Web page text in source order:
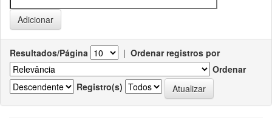
Resultados/Página | Ordenar registros por
Ordenar
Registro(s)